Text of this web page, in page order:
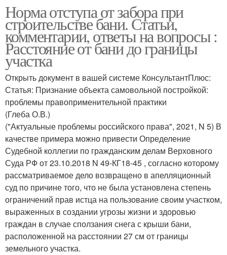
Норма отступа от забора при
строительстве бани. Статьи,
комментарии, ответы на вопросы :
Расстояние от бани до границы
участка
Открыть документ в вашей системе КонсультантПлюс:
Статья: Признание объекта самовольной постройкой:
проблемы правоприменительной практики
(Глеба О.В.)
("Актуальные проблемы российского права", 2021, N 5) В
качестве примера можно привести Определение
Судебной коллегии по гражданским делам Верховного
Суда РФ от 23.10.2018 N 49-КГ18-45 , согласно которому
рассматриваемое дело возвращено в апелляционный
суд по причине того, что не была установлена степень
ограничений прав истца на пользование своим участком,
выраженных в создании угрозы жизни и здоровью
граждан в случае сползания снега с крыши бани,
расположенной на расстоянии 27 см от границы
земельного участка.